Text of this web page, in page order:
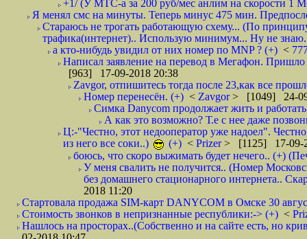
+1/ (У МТС-а за 200 руб/мес анлим на скорости 1
Я менял смс на минуты. Теперь минус 475 мин.
Стараюсь не трогать работающую схему... (По
трафика(интернет).. Использую минимум... Ну не
а кто-нибудь увидил от них номер по MNP ? (+) <
Написал заявление на перевод в Мегафон.
[963] 17-09-2018 20:38
Zavgor, отпишитесь тогда после 23,как все
Номер перенесён. (+) < Zavgor> [1049] 24-
Симка Danycom продолжает жить и
А как это возможно? Т.е с нее даже
Ц:-"Честно, этот недооператор уже надоел".
из него все соки..)
(+) < Prizer> [1125] 17-09-
боюсь, что скоро выжимать будет нечего.. (+)
У меня свалить не получится.. (Номер
без домашнего стационарного интернета..
2018 11:20
Стартовала продажа SIM-карт DANYCOM в Омске 30
Стоимость звонков в непризнанные республики:-> (+) <
Нашлось на просторах..(Собственно и на сайте есть, но